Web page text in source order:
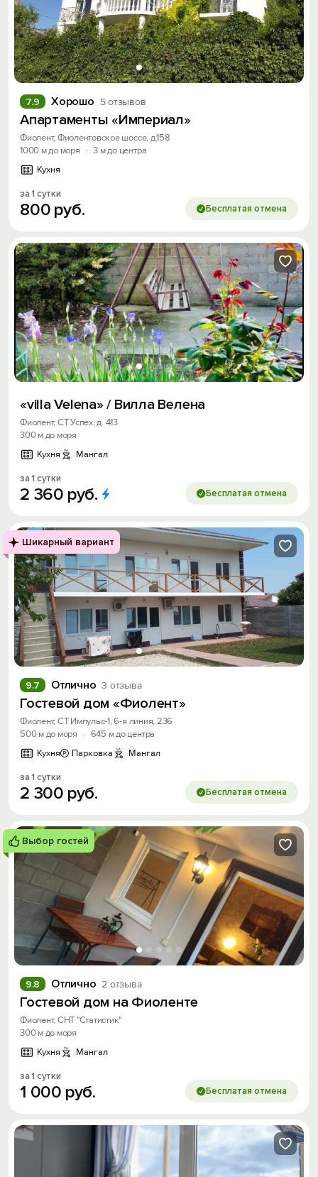
Хорошо 5 отзывов
7.9
Апартаменты «Империал»
Фиолент, Фиолентовское шоссе, д.158
1000 м до моря
· 3 м до центра
Кухня
за 1 сутки
800 руб. Бесплатая отмена
«villa Velena» / Вилла Велена
Фиолент, СТ Успех, д. 413
300 м до моря
Кухня
Мангал
за 1 сутки
2 360 руб. Бесплатая отмена
Шикарный вариант
Отлично 3 отзыва
9.7
Гостевой дом «Фиолент»
Фиолент, СТ Импульс-1, 6-я линия, 236
500 м до моря
· 645 м до центра
Кухня
Парковка Мангал
за 1 сутки
2 300 руб. Бесплатая отмена
Выбор гостей
Отлично 2 отзыва
9.8
Гостевой дом на Фиоленте
Фиолент, СНТ "Статистик"
300 м до моря
Кухня
Мангал
за 1 сутки
1 000 руб. Бесплатая отмена